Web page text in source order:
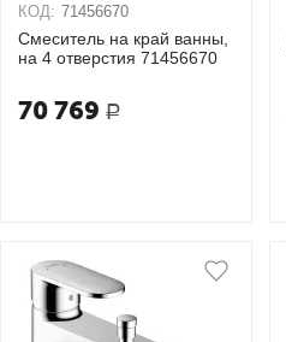
КОД: 71456670
Смеситель на край ванны,
на 4 отверстия 71456670
70 769 Р